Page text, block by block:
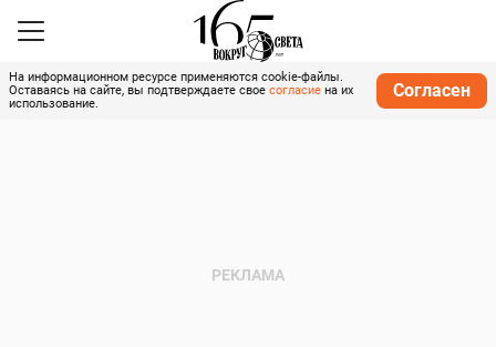
На информационном ресурсе применяются cookie-файлы.
Оставаясь на сайте, вы подтверждаете свое согласие на их
использование.
Согласен